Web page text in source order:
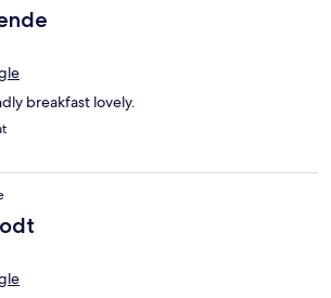
breakfast lovely.